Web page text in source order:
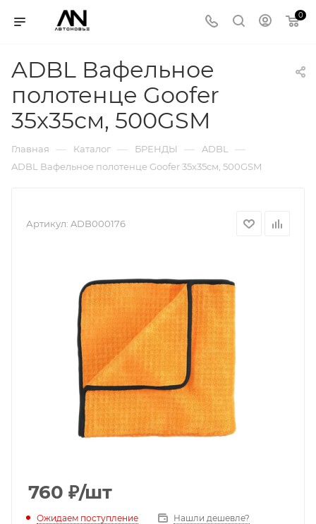
0
ADBL Вафельное
полотенце Goofer
35x35см, 500GSM
Главная — Каталог — БРЕНДЫ — ADBL —
ADBL Вафельное полотенце Goofer 35x35см, 500GSM
Артикул: ADB000176
760 ₽/шт
Ожидаем поступление Нашли дешевле?